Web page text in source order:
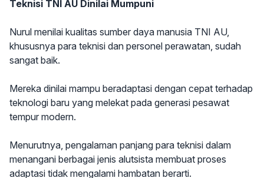
Teknisi TNI AU Dinilai Mumpuni
Nurul menilai kualitas sumber daya manusia TNI AU,
khususnya para teknisi dan personel perawatan, sudah
sangat baik.
Mereka dinilai mampu beradaptasi dengan cepat terhadap
teknologi baru yang melekat pada generasi pesawat
tempur modern.
Menurutnya, pengalaman panjang para teknisi dalam
menangani berbagai jenis alutsista membuat proses
adaptasi tidak mengalami hambatan berarti.